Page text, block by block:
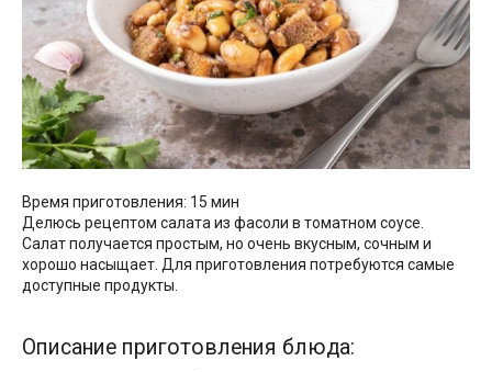
Время приготовления: 15 мин
Делюсь рецептом салата из фасоли в томатном соусе.
Салат получается простым, но очень вкусным, сочным и
хорошо насыщает. Для приготовления потребуются самые
доступные продукты.
Описание приготовления блюда: